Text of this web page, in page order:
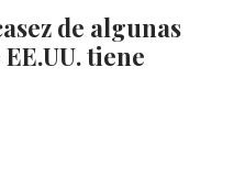
de algunas
tiene